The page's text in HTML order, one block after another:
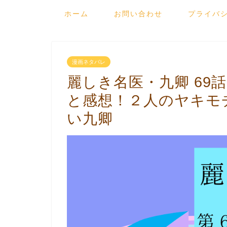
ホーム お問い合わせ プライバ
漫画ネタバレ
麗しき名医・九卿 69
と感想！２人のヤキ
い九卿